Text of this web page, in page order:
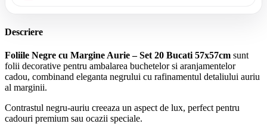
Descriere
Foliile Negre cu Margine Aurie – Set 20 Bucati 57x57cm sunt
folii decorative pentru ambalarea buchetelor si aranjamentelor
cadou, combinand eleganta negrului cu rafinamentul detaliului auriu
al marginii.
Contrastul negru-auriu creeaza un aspect de lux, perfect pentru
cadouri premium sau ocazii speciale.